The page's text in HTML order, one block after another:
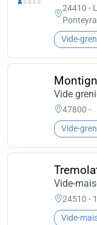
24410 -
Vide-
Vide
47800 -
Vide-
Vide-
24510 -
Vide-